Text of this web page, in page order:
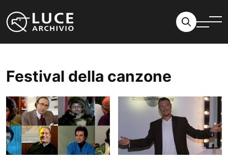
Festival della canzone